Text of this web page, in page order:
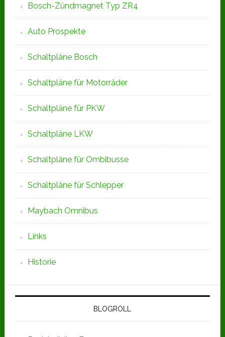
Bosch-Zündmagnet Typ ZR4
Auto Prospekte
Schaltpläne Bosch
Schaltpläne für Motorräder
Schaltpläne für PKW
Schaltpläne LKW
Schaltpläne für Ombibusse
Schaltpläne für Schlepper
Maybach Omnibus
Links
Historie
BLOGROLL